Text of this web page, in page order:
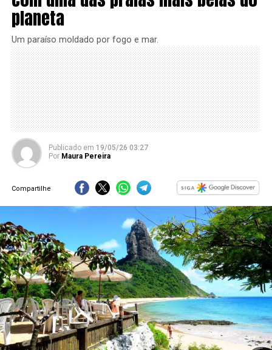
planeta
Um paraíso moldado por fogo e mar.
Publicado em 19/05/26 03:27
Por Maura Pereira
Compartilhe